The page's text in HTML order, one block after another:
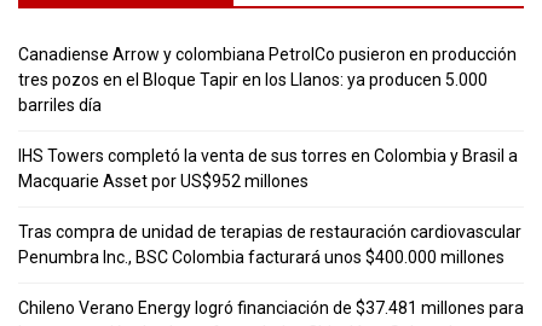
Canadiense Arrow y colombiana PetrolCo pusieron en producción
tres pozos en el Bloque Tapir en los Llanos: ya producen 5.000
barriles día
IHS Towers completó la venta de sus torres en Colombia y Brasil a
Macquarie Asset por US$952 millones
Tras compra de unidad de terapias de restauración cardiovascular
Penumbra Inc., BSC Colombia facturará unos $400.000 millones
Chileno Verano Energy logró financiación de $37.481 millones para